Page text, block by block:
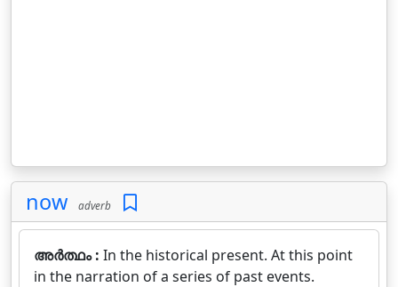
now adverb
അർത്ഥം : In the historical present. At this point
in the narration of a series of past events.